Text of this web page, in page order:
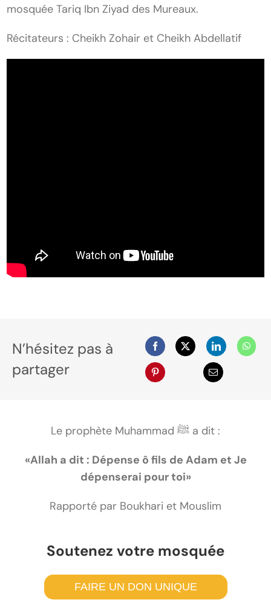
mosquée Tariq Ibn Ziyad des Mureaux.
Récitateurs : Cheikh Zohair et Cheikh Abdellatif
N’hésitez pas à
partager
Le prophète Muhammad ﷺ a dit :
«Allah a dit : Dépense ô fils de Adam et Je
dépenserai pour toi»
Rapporté par Boukhari et Mouslim
Soutenez votre mosquée
FAIRE UN DON UNIQUE